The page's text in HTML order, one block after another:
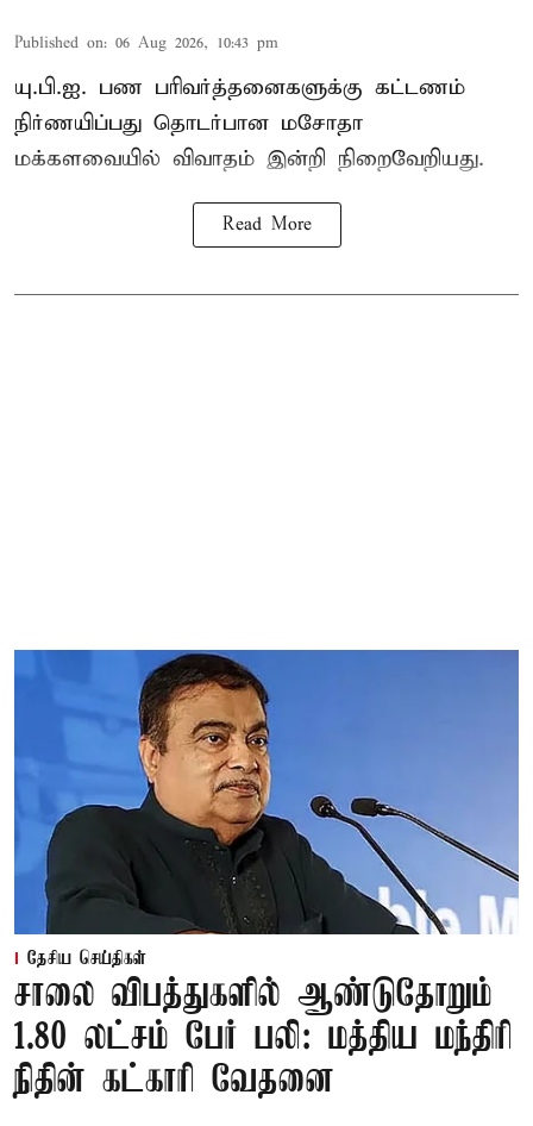
Published on: 06 Aug 2026, 10:43 pm
யு.பி.ஐ. பண பரிவர்த்தனைகளுக்கு கட்டணம்
நிர்ணயிப்பது தொடர்பான மசோதா
மக்களவையில் விவாதம் இன்றி நிறைவேறியது.
Read More
தேசிய செய்திகள்
சாலை விபத்துகளில் ஆண்டுதோறும்
1.80 லட்சம் பேர் பலி: மத்திய மந்திரி
நிதின் கட்காரி வேதனை